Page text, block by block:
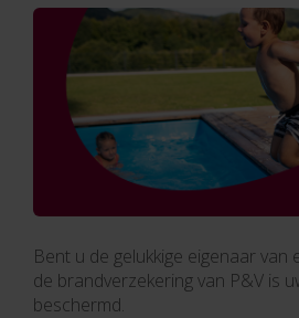
Bent u de gelukkige eigenaar van
de brandverzekering van P&V is
beschermd.